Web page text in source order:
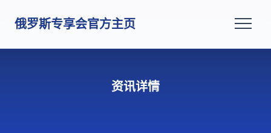
俄罗斯专享会官方主页
资讯详情